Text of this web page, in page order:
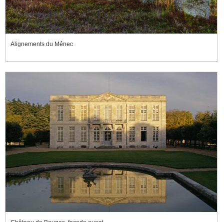
Alignements du Ménec